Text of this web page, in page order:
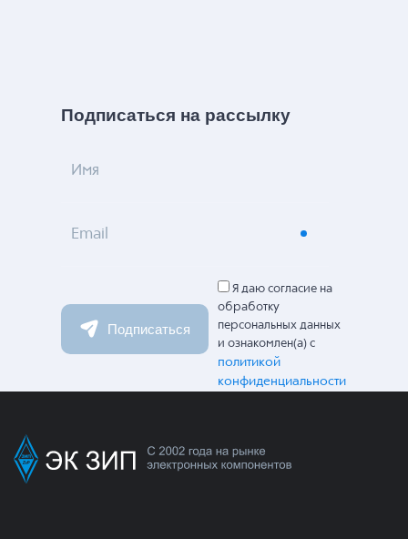
Подписаться на рассылку
Имя
Email
Подписаться
Я даю согласие на
обработку
персональных данных
и ознакомлен(а) с
политикой
конфиденциальности